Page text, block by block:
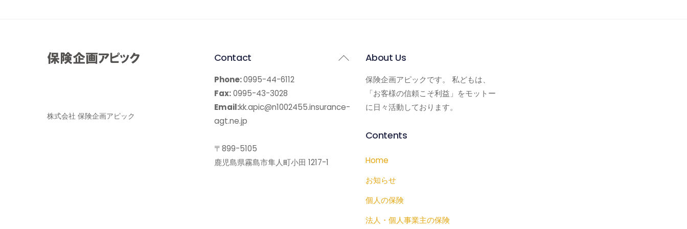
Back
株式会社 保険企画アピック
Contact
Phone:0995-44-6112
Fax:0995-43-3028
Email:kk.apic@n1002455.insurance-
agt.ne.jp
〒899-5105
鹿児島県霧島市隼人町小田 1217-1
About Us
保険企画アピックです。 私どもは、
「お客様の信頼こそ利益」をモットー
に日々活動しております。
Contents
Home
お知らせ
個人の保険
法人・個人事業主の保険